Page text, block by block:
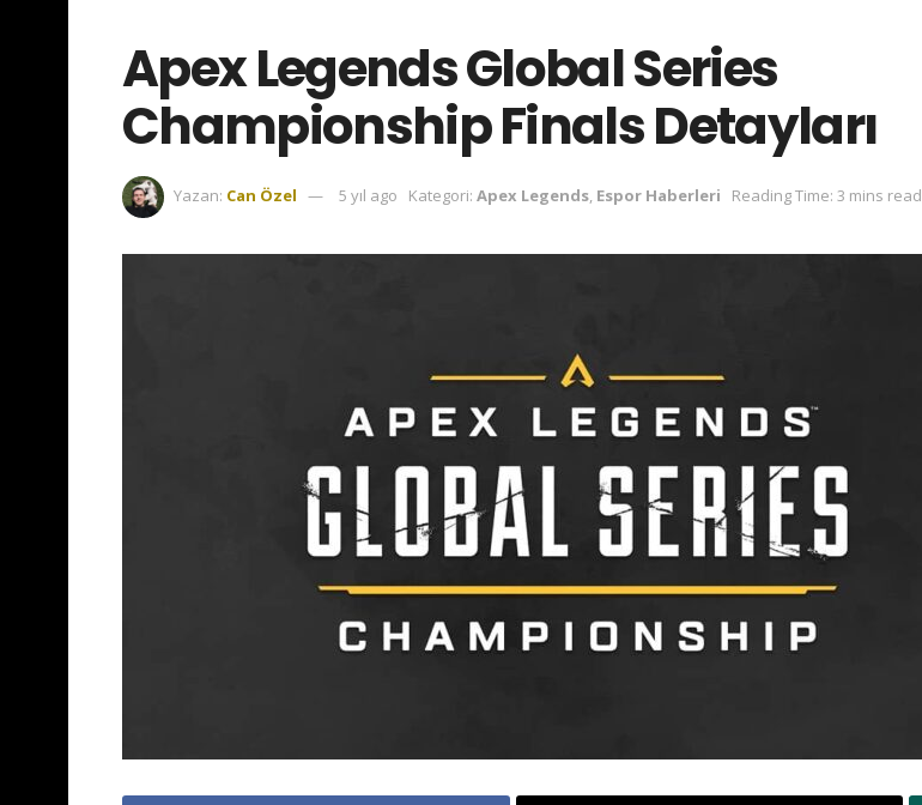
Apex Legends Global Series
Championship Finals Detayları
Yazan: Can Özel 5 yıl ago Kategori: Apex Legends, Espor Haberleri Reading Time: 3 mins read